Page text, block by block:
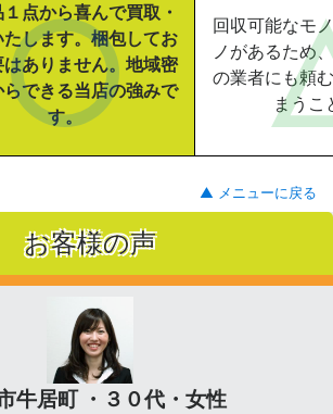
点から喜んで買取・
たします。梱包してお
はありません。地域密
できる当店の強みで
す。
回収可能なモ
ノがあるため
の業者にも頼
まうこ
▲ メニューに戻る
お客様の声
牛居町 ・３０代・女性